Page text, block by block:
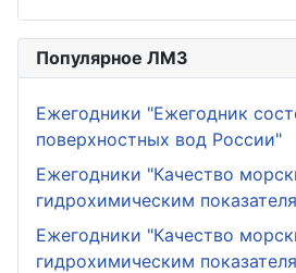
Популярное ЛМЗ
Ежегодники "Ежегодник
поверхностных вод России"
Ежегодники "Качество
гидрохимическим
Ежегодники "Качество
гидрохимическим